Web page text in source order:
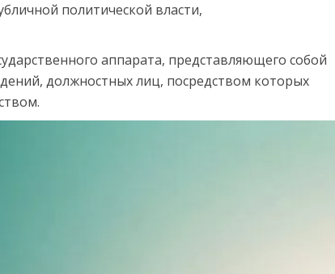
политической власти,
аппарата, представ­ляющего собой
должностных лиц, посредством которых